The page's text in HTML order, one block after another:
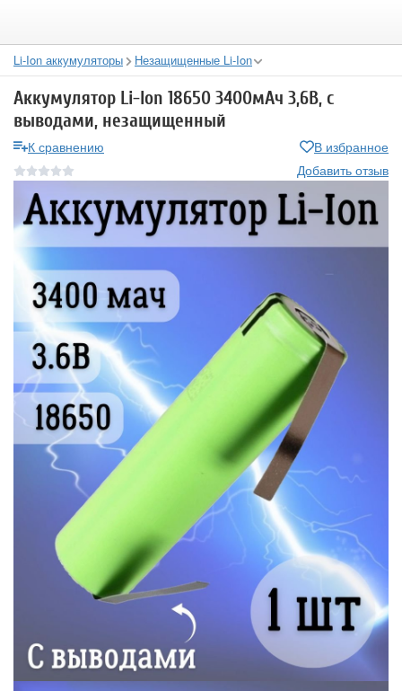
Li-Ion аккумуляторы Незащищенные Li-Ion
Аккумулятор Li-Ion 18650 3400мАч 3,6В, с
выводами, незащищенный
К сравнению
В избранное
Добавить отзыв